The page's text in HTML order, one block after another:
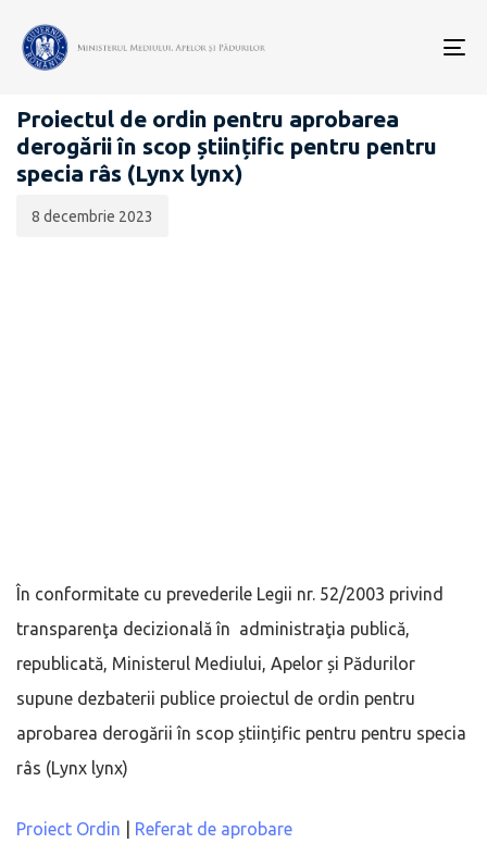
PROIECTE ACTE NORMATIVE
Proiectul de ordin pentru aprobarea
derogării în scop științific pentru pentru
specia râs (Lynx lynx)
publicării:
8 decembrie 2023
În conformitate cu prevederile Legii nr. 52/2003 privind
transparenţa decizională în administraţia publică,
republicată, Ministerul Mediului, Apelor și Pădurilor
supune dezbaterii publice proiectul de ordin pentru
aprobarea derogării în scop științific pentru pentru specia
râs (Lynx lynx)
Proiect Ordin Referat de aprobare